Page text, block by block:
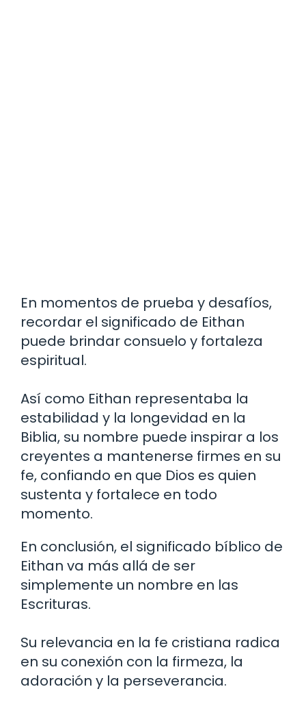
En momentos de prueba y desafíos,
recordar el significado de Eithan
puede brindar consuelo y fortaleza
espiritual.
Así como Eithan representaba la
estabilidad y la longevidad en la
Biblia, su nombre puede inspirar a los
creyentes a mantenerse firmes en su
fe, confiando en que Dios es quien
sustenta y fortalece en todo
momento.
En conclusión, el significado bíblico de
Eithan va más allá de ser
simplemente un nombre en las
Escrituras.
Su relevancia en la fe cristiana radica
en su conexión con la firmeza, la
adoración y la perseverancia.